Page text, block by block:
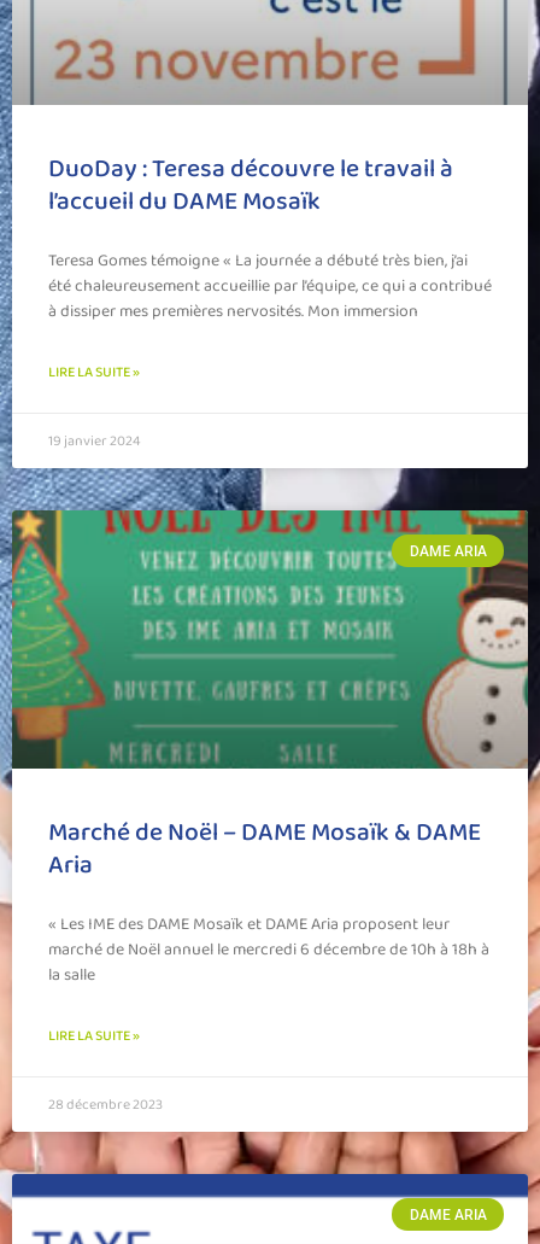
DuoDay : Teresa découvre le travail à
l’accueil du DAME Mosaïk
Teresa Gomes témoigne « La journée a débuté très bien, j’ai
été chaleureusement accueillie par l’équipe, ce qui a contribué
à dissiper mes premières nervosités. Mon immersion
LIRE LA SUITE »
19 janvier 2024
DAME ARIA
Marché de Noël – DAME Mosaïk & DAME
Aria
« Les IME des DAME Mosaïk et DAME Aria proposent leur
marché de Noël annuel le mercredi 6 décembre de 10h à 18h à
la salle
LIRE LA SUITE »
28 décembre 2023
DAME ARIA